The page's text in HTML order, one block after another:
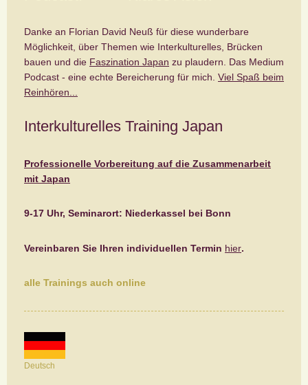
Danke an Florian David Neuß für diese wunderbare
Möglichkeit, über Themen wie Interkulturelles, Brücken
bauen und die Faszination Japan zu plaudern. Das Medium
Podcast - eine echte Bereicherung für mich. Viel Spaß beim
Reinhören...
Interkulturelles Training Japan
Professionelle Vorbereitung auf die Zusammenarbeit
mit Japan
9-17 Uhr, Seminarort: Niederkassel bei Bonn
Vereinbaren Sie Ihren individuellen Termin hier.
alle Trainings auch online
Deutsch